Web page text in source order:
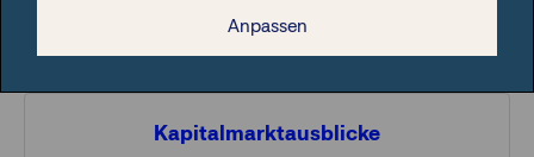
Kapitalmarktausblicke
Anpassen